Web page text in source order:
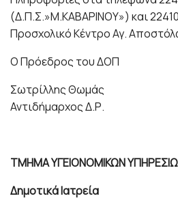
(Δ.Π.Σ.»Μ.ΚΑΒΑΡΙΝΟΥ») και
Προσχολικό Κέντρο Αγ.
Ο Πρόεδρος του ΔΟΠ
Σωτρίλλης Θωμάς
Αντιδήμαρχος Δ.Ρ.
ΤΜΗΜΑ ΥΓΕΙΟΝΟΜΙΚΩΝ
Δημοτικά Ιατρεία